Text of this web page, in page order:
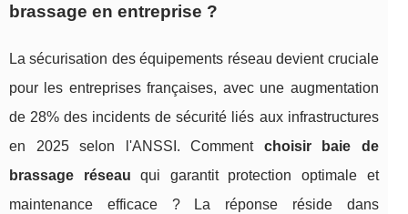
brassage en entreprise ?
La sécurisation des équipements réseau devient cruciale
pour les entreprises françaises, avec une augmentation
de 28% des incidents de sécurité liés aux infrastructures
en 2025 selon l'ANSSI. Comment choisir baie de
brassage réseau qui garantit protection optimale et
maintenance efficace ? La réponse réside dans